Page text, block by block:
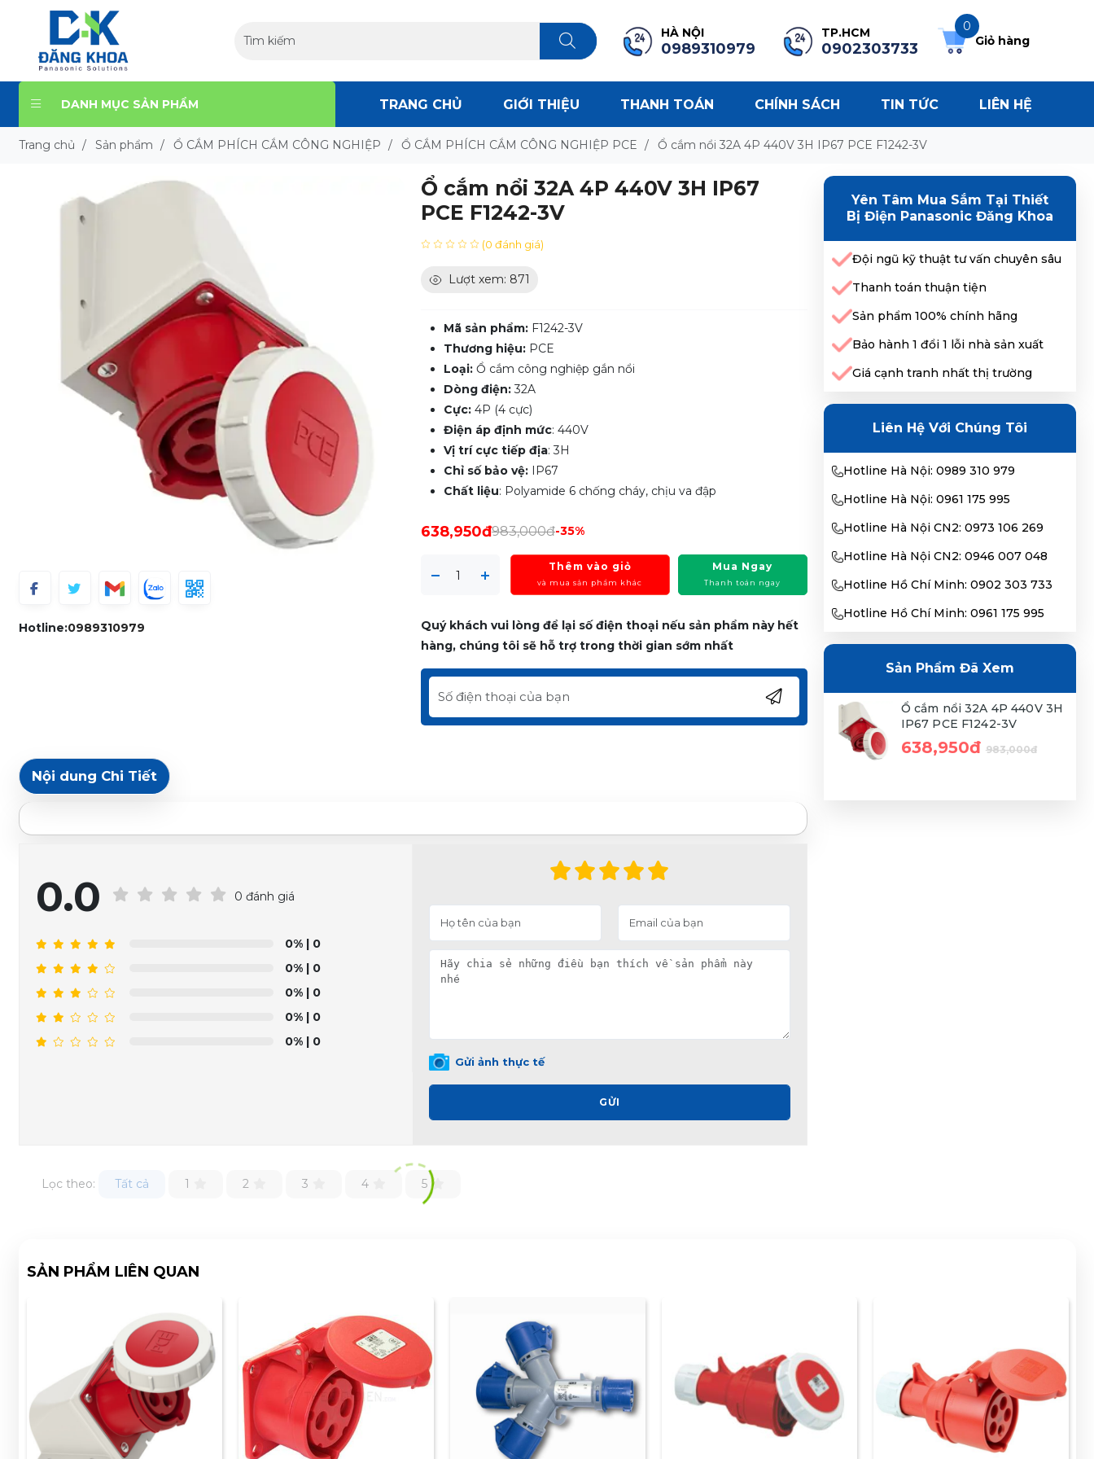
HÀ NỘI
0989310979
TP.HCM
0902303733
0
Giỏ hàng
DANH MỤC SẢN PHẨM TRANG CHỦ GIỚI THIỆU THANH TOÁN CHÍNH SÁCH TIN TỨC LIÊN HỆ
Trang chủ / Sản phẩm / Ổ CẮM PHÍCH CẮM CÔNG NGHIỆP / Ổ CẮM PHÍCH CẮM CÔNG NGHIỆP PCE / Ổ cắm nổi 32A 4P 440V 3H IP67 PCE F1242-3V
Hotline:0989310979
Ổ cắm nổi 32A 4P 440V 3H IP67
PCE F1242-3V
(0 đánh giá)
Lượt xem: 871
Mã sản phẩm: F1242-3V
Thương hiệu: PCE
Loại: Ổ cắm công nghiệp gắn nổi
Dòng điện: 32A
Cực: 4P (4 cực)
Điện áp định mức: 440V
Vị trí cực tiếp địa: 3H
Chỉ số bảo vệ: IP67
Chất liệu: Polyamide 6 chống cháy, chịu va đập
638,950đ983,000đ-35%
Thêm vào giỏ
và mua sản phẩm khác
Mua Ngay
Thanh toán ngay
Quý khách vui lòng để lại số điện thoại nếu sản phẩm này hết
hàng, chúng tôi sẽ hỗ trợ trong thời gian sớm nhất
Nội dung Chi Tiết
0.0 0 đánh giá
0%| 0
0%| 0
0%| 0
0%| 0
0%| 0
Gửi ảnh thực tế
GỬI
Lọc theo: Tất cả 1 2 3 4 5
Yên Tâm Mua Sắm Tại Thiết
Bị Điện Panasonic Đăng Khoa
Đội ngũ kỹ thuật tư vấn chuyên sâu
Thanh toán thuận tiện
Sản phẩm 100% chính hãng
Bảo hành 1 đổi 1 lỗi nhà sản xuất
Giá cạnh tranh nhất thị trường
Liên Hệ Với Chúng Tôi
Hotline Hà Nội: 0989 310 979
Hotline Hà Nội: 0961 175 995
Hotline Hà Nội CN2: 0973 106 269
Hotline Hà Nội CN2: 0946 007 048
Hotline Hồ Chí Minh: 0902 303 733
Hotline Hồ Chí Minh: 0961 175 995
Sản Phẩm Đã Xem
Ổ cắm nổi 32A 4P 440V 3H
IP67 PCE F1242-3V
638,950đ 983,000đ
SẢN PHẨM LIÊN QUAN